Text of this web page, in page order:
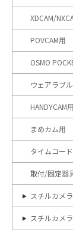
XDCAM/
POVCAM用
OSMO
ウェアラブ
HANDYCAM用
まめカム用
タイムコー
取付/固定器
スチルカメラ
スチルカメ